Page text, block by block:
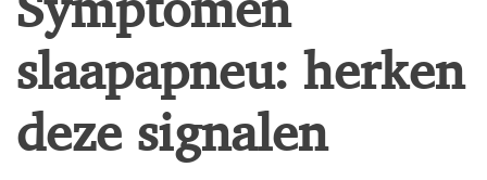
slaapapneu: herken
deze signalen